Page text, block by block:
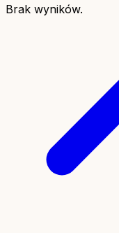
Brak wyników.